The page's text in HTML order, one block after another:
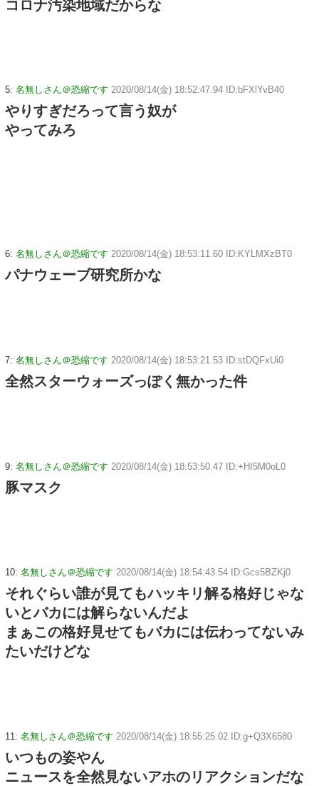
コロナ汚染地域だからな
5: 名無しさん＠恐縮です 2020/08/14(金) 18:52:47.94 ID:bFXlYvB40
やりすぎだろって言う奴が
やってみろ
6: 名無しさん＠恐縮です 2020/08/14(金) 18:53:11.60 ID:KYLMXzBT0
パナウェーブ研究所かな
7: 名無しさん＠恐縮です 2020/08/14(金) 18:53:21.53 ID:stDQFxUi0
全然スターウォーズっぽく無かった件
9: 名無しさん＠恐縮です 2020/08/14(金) 18:53:50.47 ID:+HI5M0oL0
豚マスク
10: 名無しさん＠恐縮です 2020/08/14(金) 18:54:43.54 ID:Gcs5BZKj0
それぐらい誰が見てもハッキリ解る格好じゃな
いとバカには解らないんだよ
まぁこの格好見せてもバカには伝わってないみ
たいだけどな
11: 名無しさん＠恐縮です 2020/08/14(金) 18:55:25.02 ID:g+Q3X6580
いつもの姿やん
ニュースを全然見ないアホのリアクションだな